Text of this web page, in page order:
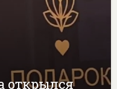
открылся